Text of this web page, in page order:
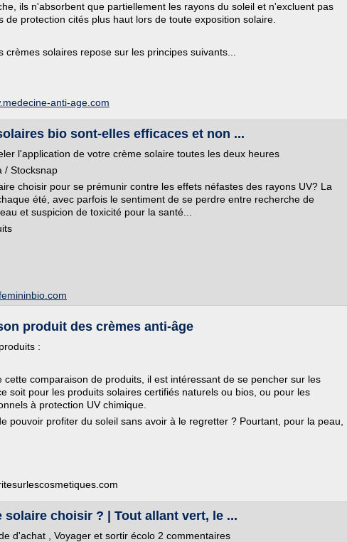
ils n'absorbent que partiellement les rayons du soleil et n'excluent pas
de protection cités plus haut lors de toute exposition solaire.
crèmes solaires repose sur les principes suivants...
anti-age.com
bio sont-elles efficaces et non ...
l'application de votre crème solaire toutes les deux heures
/ Stocksnap
choisir pour se prémunir contre les effets néfastes des rayons UV? La
été, avec parfois le sentiment de se perdre entre recherche de
et suspicion de toxicité pour la santé...
produit des crèmes anti-âge
:
cette comparaison de produits, il est intéressant de se pencher sur les
soit pour les produits solaires certifiés naturels ou bios, ou pour les
à protection UV chimique.
pouvoir profiter du soleil sans avoir à le regretter ? Pourtant, pour la peau,
solaire choisir ? | Tout allant vert, le ...
d'achat , Voyager et sortir écolo 2 commentaires